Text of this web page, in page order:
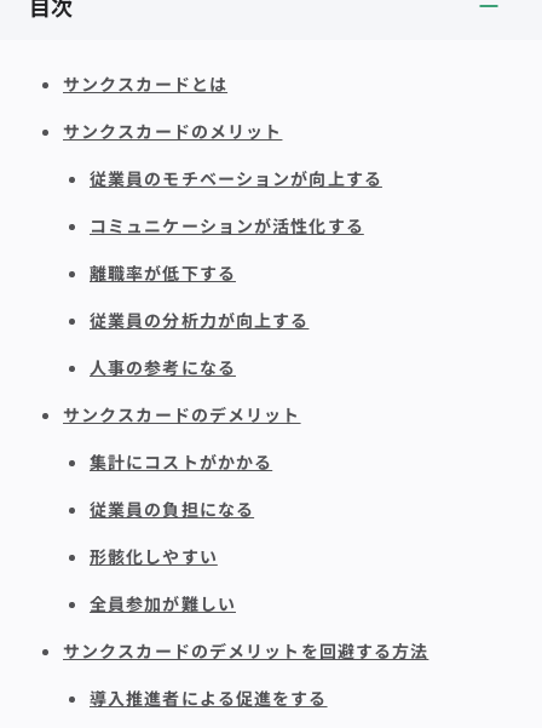
サンクスカードとは
サンクスカードのメリット
従業員のモチベーションが向上する
コミュニケーションが活性化する
離職率が低下する
従業員の分析力が向上する
人事の参考になる
サンクスカードのデメリット
集計にコストがかかる
従業員の負担になる
形骸化しやすい
全員参加が難しい
サンクスカードのデメリットを回避する方法
導入推進者による促進をする